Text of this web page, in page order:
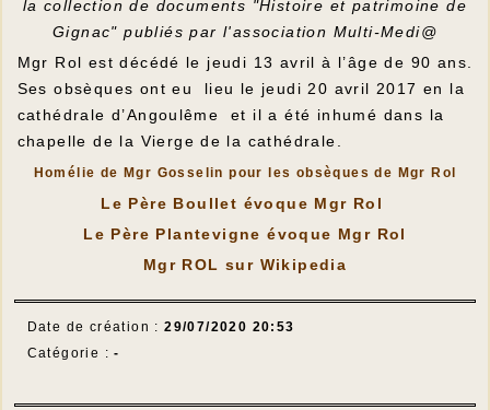
la collection de documents "Histoire et patrimoine de
Gignac" publiés par l'association Multi-Medi@
Mgr Rol est décédé le jeudi 13 avril à l’âge de 90 ans.
Ses obsèques ont eu lieu le jeudi 20 avril 2017 en la
cathédrale d’Angoulême et il a été inhumé dans la
chapelle de la Vierge de la cathédrale.
Homélie de Mgr Gosselin pour les obsèques de Mgr Rol
Le Père Boullet évoque Mgr Rol
Le Père Plantevigne évoque Mgr Rol
Mgr ROL sur Wikipedia
Date de création :29/07/2020 20:53
Catégorie :-